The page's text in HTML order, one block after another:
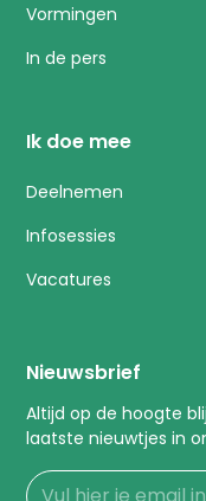
Vormingen
In de pers
Ik doe mee
Deelnemen
Infosessies
Vacatures
Nieuwsbrief
Altijd op de hoogte
laatste nieuwtjes in